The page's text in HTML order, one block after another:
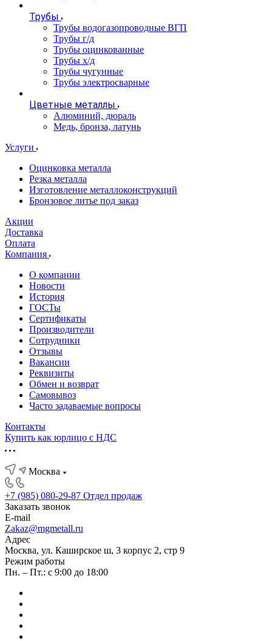
Трубы
Трубы водогазопроводные ВГП
Трубы г/д
Трубы оцинкованные
Трубы х/д
Трубы чугунные
Трубы электросварные
Цветные металлы
Алюминий, дюраль
Медь, бронза, латунь
Услуги
Оцинковка металла
Резка металла
Изготовление металлоконструкций
Бронзовое литье под заказ
Акции
Доставка
Оплата
Компания
О компании
Новости
История
ГОСТы
Сертификаты
Производители
Сотрудники
Отзывы
Вакансии
Реквизиты
Обмен и возврат
Самовывоз
Часто задаваемые вопросы
Контакты
Купить как юрлицо с НДС
Москва
+7 (985) 080-29-87 Отдел продаж
Заказать звонок
E-mail
Zakaz@mgmetall.ru
Адрес
Москва, ул. Каширское ш, 3 корпус 2, стр 9
Режим работы
Пн. – Пт.: с 9:00 до 18:00